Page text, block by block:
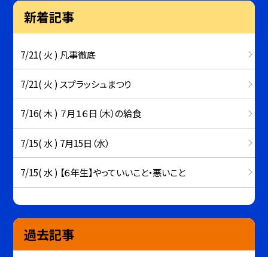
新着記事
7/21( 火 ) 凡事徹底
7/21( 火 ) スプラッシュまつり
7/16( 木 ) ７月１６日（木）の給食
7/15( 水 ) 7月15日（水）
7/15( 水 ) 【６年生】やっていいこと・悪いこと
過去記事